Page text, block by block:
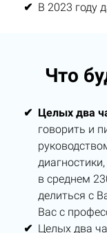
В 2023 году
Что
Целых два
говорить и
в среднем
делиться с
Вас с
Целых два